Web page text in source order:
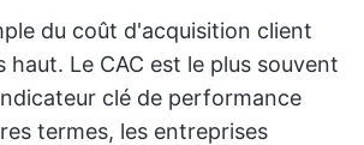
du coût d'acquisition client
haut. Le CAC est le plus souvent
clé de performance
termes, les entreprises